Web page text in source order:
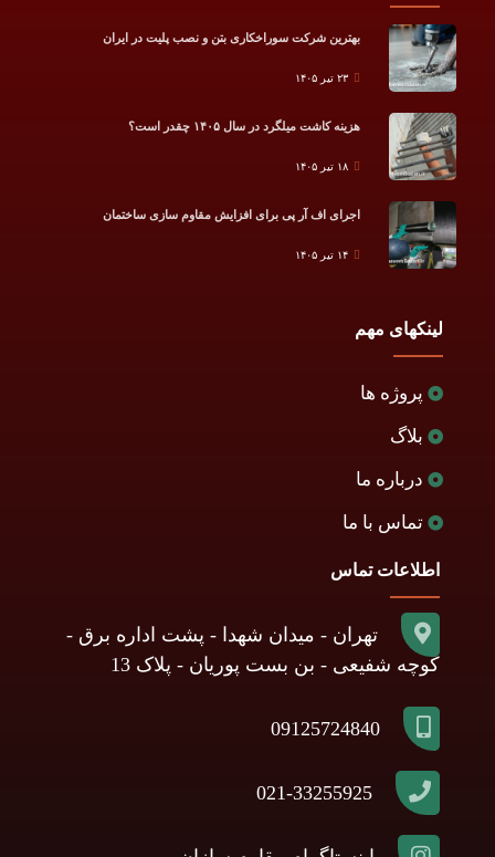
بهترین شرکت سوراخکاری بتن و نصب پلیت در ایران
۲۳ تیر ۱۴۰۵
هزینه کاشت میلگرد در سال ۱۴۰۵ چقدر است؟
۱۸ تیر ۱۴۰۵
اجرای اف آر پی برای افزایش مقاوم سازی ساختمان
۱۴ تیر ۱۴۰۵
لینکهای مهم
پروژه ها
بلاگ
درباره ما
تماس با ما
اطلاعات تماس
تهران - میدان شهدا - پشت اداره برق -
کوچه شفیعی - بن بست پوریان - پلاک 13
09125724840
021-33255925